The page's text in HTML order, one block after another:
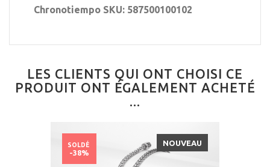
Chronotiempo SKU: 587500100102
LES CLIENTS QUI ONT CHOISI CE
PRODUIT ONT ÉGALEMENT ACHETÉ
...
NOUVEAU
SOLDÉ
-38%